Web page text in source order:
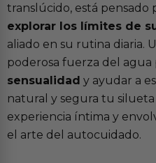
translúcido, está pensado
explorar los límites de
aliado en su rutina diaria.
poderosa fuerza del agua
sensualidad y ayudar a
natural y segura tu silueta
experiencia íntima y
el arte del autocuidado.